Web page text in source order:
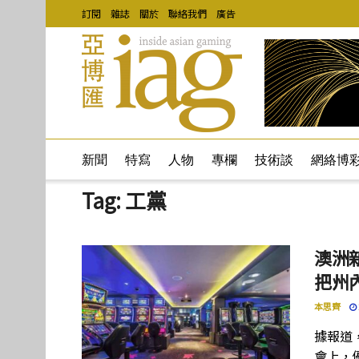
訂閱 雜誌 關於 聯絡我們 廣告
新聞 特寫 人物 專欄 技術談 網絡博
Tag:工黨
澳洲
把州
本思齊
據報道